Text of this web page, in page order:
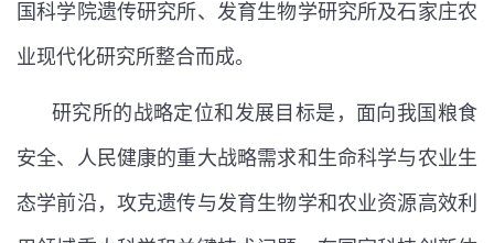
国科学院遗传研究所、发育生物学研究所及石家庄农
业现代化研究所整合而成。
研究所的战略定位和发展目标是，面向我国粮食
安全、人民健康的重大战略需求和生命科学与农业生
态学前沿，攻克遗传与发育生物学和农业资源高效利